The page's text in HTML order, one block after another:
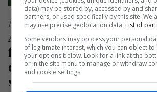
Alexandru, mort ca un
Anglia încercând să
fetițe de la înec. „A
o generozitate imensă în
sale clipe”
data) may be stored by, accessed by and
partners, or used specifically by this site. We
may use precise geolocation data. List of
Some vendors may process your personal
of legitimate interest, which you can object to
your options below. Look for a link at the
or in the site menu to manage or withdraw
and cookie settings.